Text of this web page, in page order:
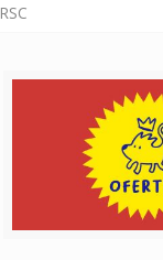
RSC